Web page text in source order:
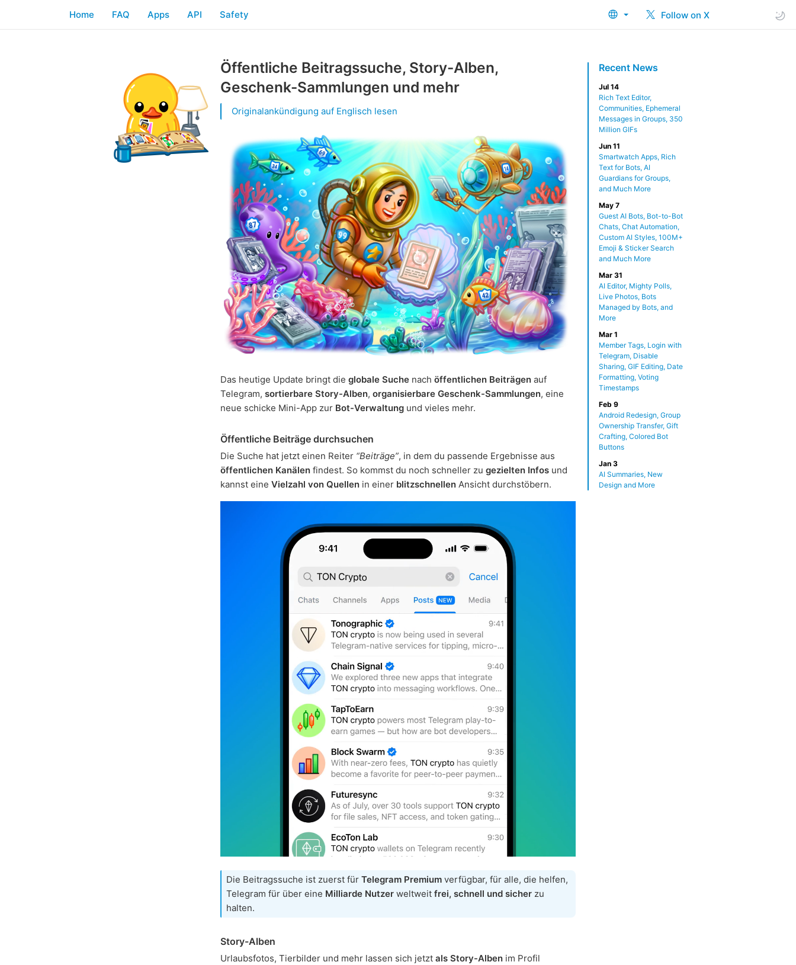
Follow on X
Home FAQ Apps API Safety
Recent News
Jul 14
Rich Text Editor,
Communities, Ephemeral
Messages in Groups, 350
Million GIFs
Jun 11
Smartwatch Apps, Rich
Text for Bots, AI
Guardians for Groups,
and Much More
May 7
Guest AI Bots, Bot-to-Bot
Chats, Chat Automation,
Custom AI Styles, 100M+
Emoji & Sticker Search
and Much More
Mar 31
AI Editor, Mighty Polls,
Live Photos, Bots
Managed by Bots, and
More
Mar 1
Member Tags, Login with
Telegram, Disable
Sharing, GIF Editing, Date
Formatting, Voting
Timestamps
Feb 9
Android Redesign, Group
Ownership Transfer, Gift
Crafting, Colored Bot
Buttons
Jan 3
AI Summaries, New
Design and More
Öffentliche Beitragssuche, Story-Alben,
Geschenk-Sammlungen und mehr
Originalankündigung auf Englisch lesen
Das heutige Update bringt die globale Suche nach öffentlichen Beiträgen auf
Telegram, sortierbare Story-Alben, organisierbare Geschenk-Sammlungen, eine
neue schicke Mini-App zur Bot-Verwaltung und vieles mehr.
Öffentliche Beiträge durchsuchen
Die Suche hat jetzt einen Reiter “Beiträge”, in dem du passende Ergebnisse aus
öffentlichen Kanälen findest. So kommst du noch schneller zu gezielten Infos und
kannst eine Vielzahl von Quellen in einer blitzschnellen Ansicht durchstöbern.
Die Beitragssuche ist zuerst für Telegram Premium verfügbar, für alle, die helfen,
Telegram für über eine Milliarde Nutzer weltweit frei, schnell und sicher zu
halten.
Story-Alben
Urlaubsfotos, Tierbilder und mehr lassen sich jetzt als Story-Alben im Profil